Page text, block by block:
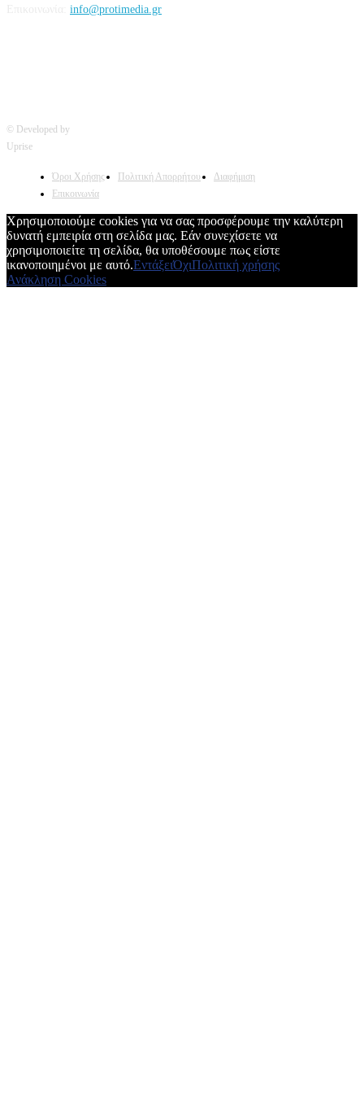
info@protimedia.gr
© Developed by
Uprise
Όροι Χρήσης Πολιτική Απορρήτου
Διαφήμιση
Επικοινωνία
Χρησιμοποιούμε cookies για να σας προσφέρουμε την καλύτερη
δυνατή εμπειρία στη σελίδα μας. Εάν συνεχίσετε να
χρησιμοποιείτε τη σελίδα, θα υποθέσουμε πως είστε
ικανοποιημένοι με αυτό.ΕντάξειΌχιΠολιτική χρήσης
Ανάκληση Cookies